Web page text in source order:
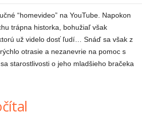
“homevideo” na YouTube. Napokon
trápna historka, bohužiaľ však
už videlo dosť ľudí… Snáď sa však z
otrasie a nezanevrie na pomoc s
starostlivosti o jeho mladšieho bračeka